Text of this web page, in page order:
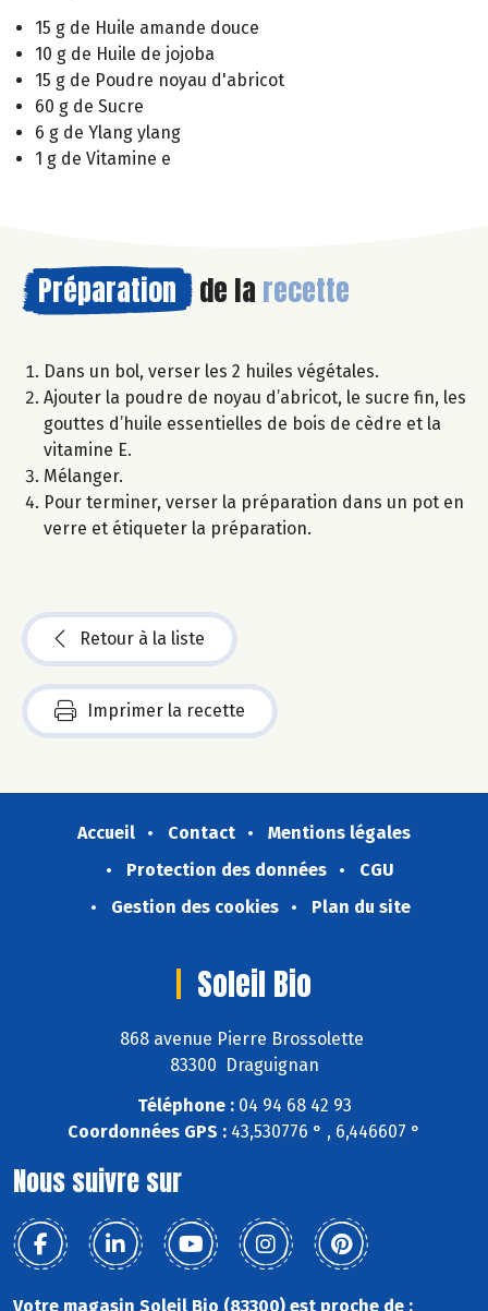
15 g de Huile amande douce
10 g de Huile de jojoba
15 g de Poudre noyau d'abricot
60 g de Sucre
6 g de Ylang ylang
1 g de Vitamine e
Préparation de la recette
Dans un bol, verser les 2 huiles végétales.
Ajouter la poudre de noyau d’abricot, le sucre fin, les
gouttes d’huile essentielles de bois de cèdre et la
vitamine E.
Mélanger.
Pour terminer, verser la préparation dans un pot en
verre et étiqueter la préparation.
Retour à la liste
Imprimer la recette
Accueil Contact
Mentions légales
Protection des données
CGU
Gestion des cookies
Plan du site
Soleil Bio
868 avenue Pierre Brossolette
83300 Draguignan
Téléphone :04 94 68 42 93
Coordonnées GPS : 43,530776 ° , 6,446607 °
Nous suivre sur
Votre magasin Soleil Bio (83300) est proche de :